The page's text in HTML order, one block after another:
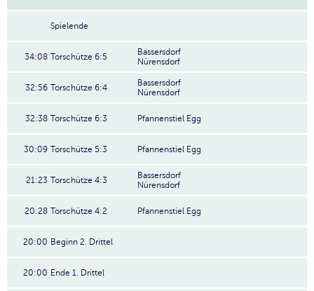
Spielende
34:08 Torschütze 6:5
Bassersdorf
Nürensdorf
32:56 Torschütze 6:4
Bassersdorf
Nürensdorf
32:38 Torschütze 6:3 Pfannenstiel Egg
30:09 Torschütze 5:3 Pfannenstiel Egg
21:23 Torschütze 4:3
Bassersdorf
Nürensdorf
20:28 Torschütze 4:2 Pfannenstiel Egg
20:00 Beginn 2. Drittel
20:00 Ende 1. Drittel